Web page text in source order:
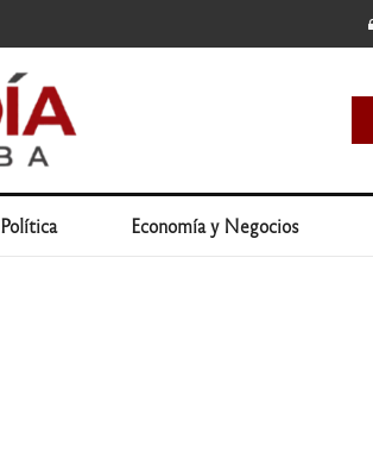
Política Economía y Negocios